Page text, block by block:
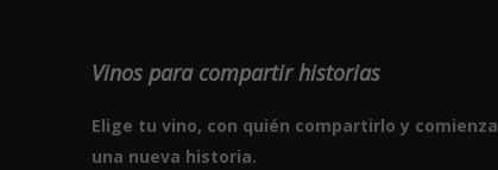
Vinos para compartir historias
Elige tu vino, con quién compartirlo y comienza
una nueva historia.